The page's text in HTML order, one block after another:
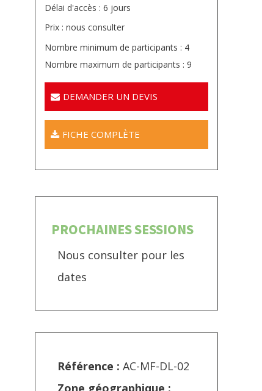
Délai d'accès : 6 jours
Prix : nous consulter
Nombre minimum de participants : 4
Nombre maximum de participants : 9
DEMANDER UN DEVIS
FICHE COMPLÈTE
PROCHAINES SESSIONS
Nous consulter pour les
dates
Référence : AC-MF-DL-02